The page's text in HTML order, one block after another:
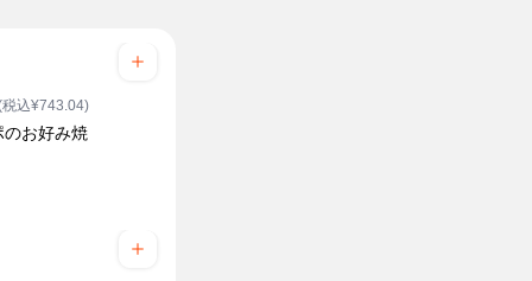
税込¥743.04)
のお好み焼